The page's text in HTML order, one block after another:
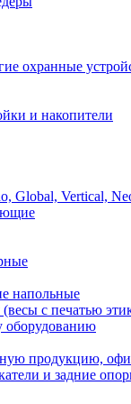
охранные
и накопители
Global, Vertical,
напольные
с печатью
оборудованию
продукцию,
и задние